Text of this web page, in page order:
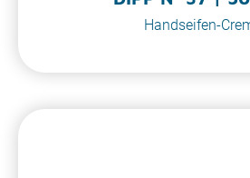
Handseifen-